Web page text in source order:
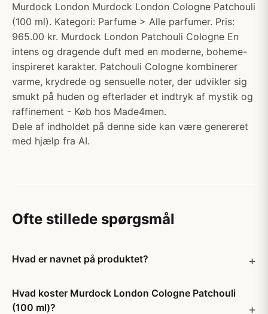
Murdock London Murdock London Cologne Patchouli
(100 ml). Kategori: Parfume > Alle parfumer. Pris:
965.00 kr. Murdock London Patchouli Cologne En
intens og dragende duft med en moderne, boheme-
inspireret karakter. Patchouli Cologne kombinerer
varme, krydrede og sensuelle noter, der udvikler sig
smukt på huden og efterlader et indtryk af mystik og
raffinement - Køb hos Made4men.
Dele af indholdet på denne side kan være genereret
med hjælp fra AI.
Ofte stillede spørgsmål
Hvad er navnet på produktet?
Hvad koster Murdock London Cologne Patchouli
(100 ml)?